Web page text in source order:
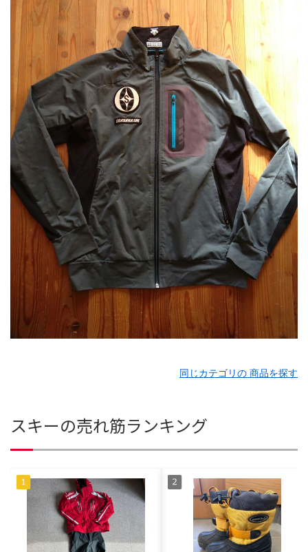
同じカテゴリの 商品を探す
スキーの売れ筋ランキング